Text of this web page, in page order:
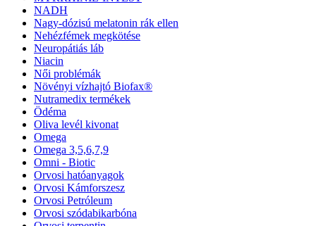
NADH
Nagy-dózisú melatonin rák ellen
Nehézfémek megkötése
Neuropátiás láb
Niacin
Női problémák
Növényi vízhajtó Biofax®
Nutramedix termékek
Ödéma
Oliva levél kivonat
Omega
Omega 3,5,6,7,9
Omni - Biotic
Orvosi hatóanyagok
Orvosi Kámforszesz
Orvosi Petróleum
Orvosi szódabikarbóna